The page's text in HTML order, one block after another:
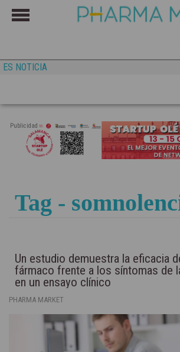
ES NOTICIA
Publicidad
Tag -
Un estudio demuestra la eficacia
fármaco frente a los síntomas de
en un ensayo clínico
PHARMA MARKET